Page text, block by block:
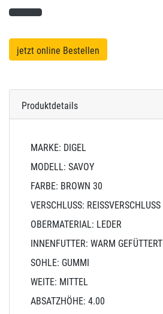
jetzt online Bestellen
Produktdetails
MARKE: DIGEL
MODELL: SAVOY
FARBE: BROWN 30
VERSCHLUSS: REISSVERSCHLUSS
OBERMATERIAL: LEDER
INNENFUTTER: WARM GEFÜTTERT
SOHLE: GUMMI
WEITE: MITTEL
ABSATZHÖHE: 4.00